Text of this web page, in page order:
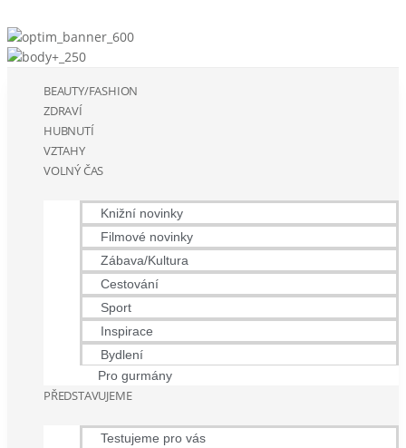
BEAUTY/FASHION
ZDRAVÍ
HUBNUTÍ
VZTAHY
VOLNÝ ČAS
Knižní novinky
Filmové novinky
Zábava/Kultura
Cestování
Sport
Inspirace
Bydlení
Pro gurmány
PŘEDSTAVUJEME
Testujeme pro vás